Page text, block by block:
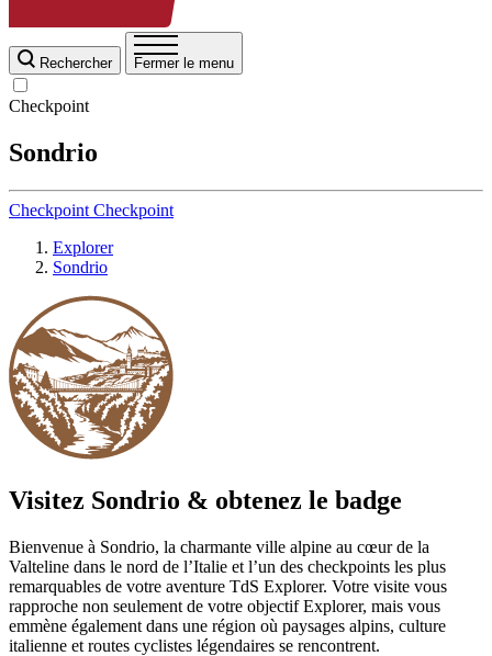
Rechercher Fermer le menu
Checkpoint
Sondrio
Checkpoint Checkpoint
Explorer
Sondrio
Visitez Sondrio & obtenez le badge
Bienvenue à Sondrio, la charmante ville alpine au cœur de la
Valteline dans le nord de l’Italie et l’un des checkpoints les plus
remarquables de votre aventure TdS Explorer. Votre visite vous
rapproche non seulement de votre objectif Explorer, mais vous
emmène également dans une région où paysages alpins, culture
italienne et routes cyclistes légendaires se rencontrent.